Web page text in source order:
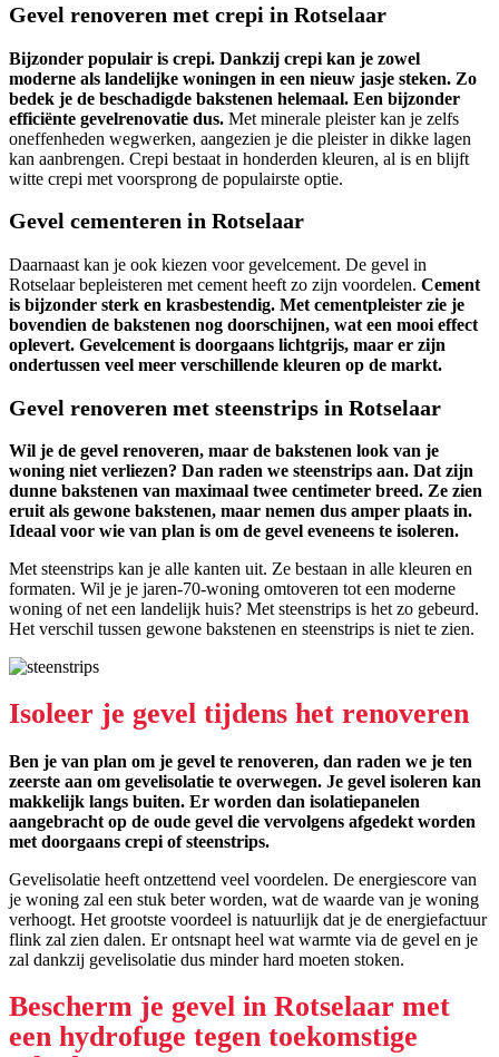
Gevel renoveren met crepi in Rotselaar
Bijzonder populair is crepi. Dankzij crepi kan je zowel
moderne als landelijke woningen in een nieuw jasje steken. Zo
bedek je de beschadigde bakstenen helemaal. Een bijzonder
efficiënte gevelrenovatie dus. Met minerale pleister kan je zelfs
oneffenheden wegwerken, aangezien je die pleister in dikke lagen
kan aanbrengen. Crepi bestaat in honderden kleuren, al is en blijft
witte crepi met voorsprong de populairste optie.
Gevel cementeren in Rotselaar
Daarnaast kan je ook kiezen voor gevelcement. De gevel in
Rotselaar bepleisteren met cement heeft zo zijn voordelen. Cement
is bijzonder sterk en krasbestendig. Met cementpleister zie je
bovendien de bakstenen nog doorschijnen, wat een mooi effect
oplevert. Gevelcement is doorgaans lichtgrijs, maar er zijn
ondertussen veel meer verschillende kleuren op de markt.
Gevel renoveren met steenstrips in Rotselaar
Wil je de gevel renoveren, maar de bakstenen look van je
woning niet verliezen? Dan raden we steenstrips aan. Dat zijn
dunne bakstenen van maximaal twee centimeter breed. Ze zien
eruit als gewone bakstenen, maar nemen dus amper plaats in.
Ideaal voor wie van plan is om de gevel eveneens te isoleren.
Met steenstrips kan je alle kanten uit. Ze bestaan in alle kleuren en
formaten. Wil je je jaren-70-woning omtoveren tot een moderne
woning of net een landelijk huis? Met steenstrips is het zo gebeurd.
Het verschil tussen gewone bakstenen en steenstrips is niet te zien.
Isoleer je gevel tijdens het renoveren
Ben je van plan om je gevel te renoveren, dan raden we je ten
zeerste aan om gevelisolatie te overwegen. Je gevel isoleren kan
makkelijk langs buiten. Er worden dan isolatiepanelen
aangebracht op de oude gevel die vervolgens afgedekt worden
met doorgaans crepi of steenstrips.
Gevelisolatie heeft ontzettend veel voordelen. De energiescore van
je woning zal een stuk beter worden, wat de waarde van je woning
verhoogt. Het grootste voordeel is natuurlijk dat je de energiefactuur
flink zal zien dalen. Er ontsnapt heel wat warmte via de gevel en je
zal dankzij gevelisolatie dus minder hard moeten stoken.
Bescherm je gevel in Rotselaar met
een hydrofuge tegen toekomstige